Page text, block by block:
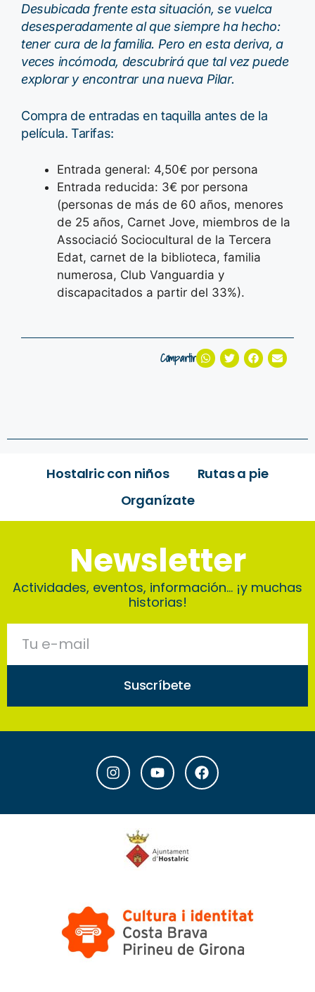
Desubicada frente esta situación, se vuelca
desesperadamente al que siempre ha hecho:
tener cura de la familia. Pero en esta deriva, a
veces incómoda, descubrirá que tal vez puede
explorar y encontrar una nueva Pilar.
Compra de entradas en taquilla antes de la
película. Tarifas:
Entrada general: 4,50€ por persona
Entrada reducida: 3€ por persona
(personas de más de 60 años, menores
de 25 años, Carnet Jove, miembros de la
Associació Sociocultural de la Tercera
Edat, carnet de la biblioteca, familia
numerosa, Club Vanguardia y
discapacitados a partir del 33%).
Compartir
Hostalric con niños
Rutas a pie
Organízate
Newsletter
Actividades, eventos, información… ¡y muchas
historias!
Suscríbete